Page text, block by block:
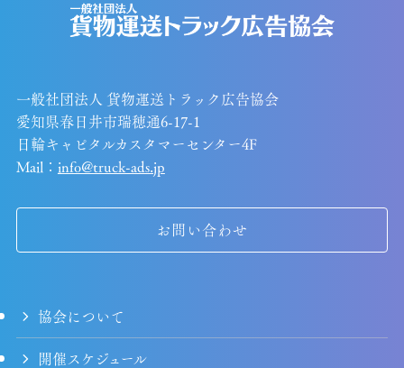
一般社団法人 貨物運送トラック広告協会
愛知県春日井市瑞穂通6-17-1
日輪キャピタルカスタマーセンター4F
Mail： info@truck-ads.jp
お問い合わせ
協会について
開催スケジュール